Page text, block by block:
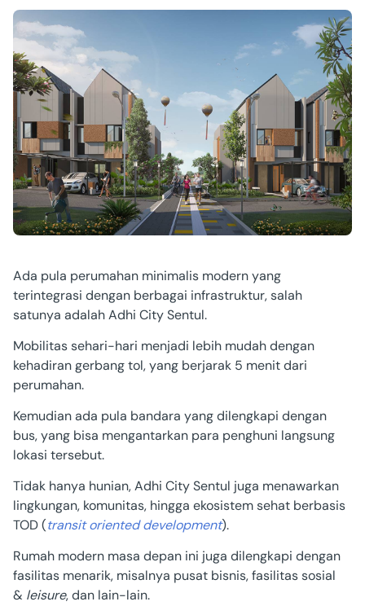
Ada pula perumahan minimalis modern yang
terintegrasi dengan berbagai infrastruktur, salah
satunya adalah Adhi City Sentul.
Mobilitas sehari-hari menjadi lebih mudah dengan
kehadiran gerbang tol, yang berjarak 5 menit dari
perumahan.
Kemudian ada pula bandara yang dilengkapi dengan
bus, yang bisa mengantarkan para penghuni langsung
lokasi tersebut.
Tidak hanya hunian,Adhi City Sentul juga menawarkan
lingkungan, komunitas, hingga ekosistem sehat berbasis
TOD (transit oriented development).
Rumah modern masa depan ini juga dilengkapi dengan
fasilitas menarik, misalnya pusat bisnis, fasilitas sosial
& leisure, dan lain-lain.